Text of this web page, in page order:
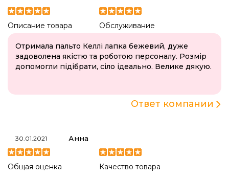
Описание товара Обслуживание
Отримала пальто Келлі лапка бежевий, дуже
задоволена якістю та роботою персоналу. Розмір
допомогли підібрати, сіло ідеально. Велике дякую.
Ответ компании
30.01.2021 Анна
Общая оценка Качество товара